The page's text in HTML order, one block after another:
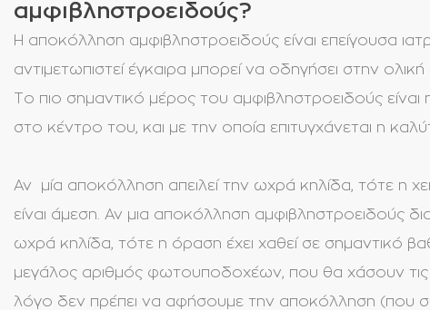
αμφιβληστροειδούς?
Η αποκόλληση αμφιβληστροειδούς είναι επείγουσα
αντιμετωπιστεί έγκαιρα μπορεί να οδηγήσει στην
Το πιο σημαντικό μέρος του αμφιβληστροειδούς
στο κέντρο του, και με την οποία επιτυγχάνεται η
Αν μία αποκόλληση απειλεί την ωχρά κηλίδα, τότε η
είναι άμεση. Αν μια αποκόλληση αμφιβληστροειδούς
ωχρά κηλίδα, τότε η όραση έχει χαθεί σε σημαντικό
μεγάλος αριθμός φωτουποδοχέων, που θα χάσουν τις
λόγο δεν πρέπει να αφήσουμε την αποκόλληση (που